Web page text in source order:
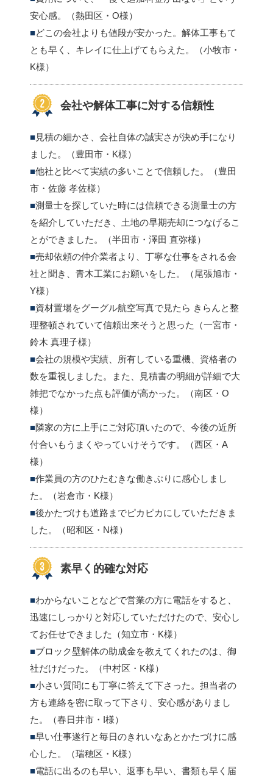
安心感。（熱田区・O様）
どこの会社よりも値段が安かった。解体工事もて
とも早く、キレイに仕上げてもらえた。（小牧市・
K様）
会社や解体工事に対する信頼性
見積の細かさ、会社自体の誠実さが決め手になり
ました。（豊田市・K様）
他社と比べて実績の多いことで信頼した。（豊田
市・佐藤 孝佐様）
測量士を探していた時には信頼できる測量士の方
を紹介していただき、土地の早期売却につなげるこ
とができました。（半田市・澤田 直弥様）
売却依頼の仲介業者より、丁寧な仕事をされる会
社と聞き、青木工業にお願いをした。（尾張旭市・
Y様）
資材置場をグーグル航空写真で見たら きらんと整
理整頓されていて信頼出来そうと思った（一宮市・
鈴木 真理子様）
会社の規模や実績、所有している重機、資格者の
数を重視しました。また、見積書の明細が詳細で大
雑把でなかった点も評価が高かった。（南区・O
様）
隣家の方に上手にご対応頂いたので、今後の近所
付合いもうまくやっていけそうです。（西区・A
様）
作業員の方のひたむきな働きぶりに感心しまし
た。（岩倉市・K様）
後かたづけも道路までピカピカにしていただきま
した。（昭和区・N様）
素早く的確な対応
わからないことなどで営業の方に電話をすると、
迅速にしっかりと対応していただけたので、安心し
てお任せできました（知立市・K様）
ブロック壁解体の助成金を教えてくれたのは、御
社だけだった。（中村区・K様）
小さい質問にも丁寧に答えて下さった。担当者の
方も連絡を密に取って下さり、安心感がありまし
た。（春日井市・I様）
早い仕事遂行と毎日のきれいなあとかたづけに感
心した。（瑞穂区・K様）
電話に出るのも早い、返事も早い、書類も早く届